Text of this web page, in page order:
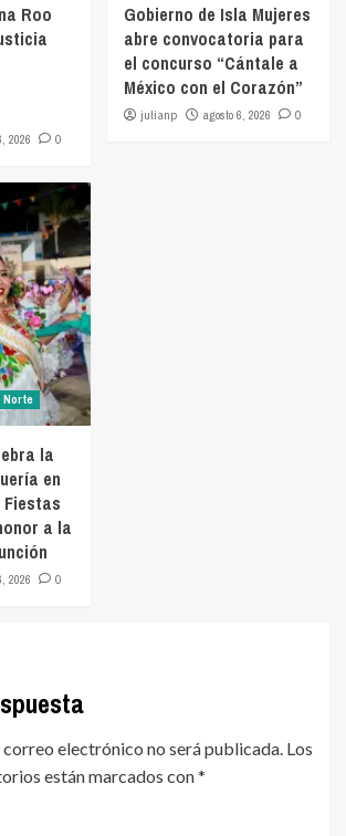
Roo
2026 0
Gobierno de Isla Mujeres
abre convocatoria para
el concurso “Cántale a
México con el Corazón”
julianp agosto 6, 2026 0
Norte
la
en
a la
2026 0
electrónico no será publicada. Los
están marcados con*